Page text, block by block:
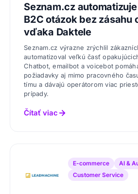
Seznam.cz
B2C otázok bez zásahu
vďaka Daktele
Seznam.cz výrazne zrýchlil
automatizoval veľkú časť
Chatbot, emailbot a voicebot
požiadavky aj mimo pracovného
tímu a dávajú operátorom viac
prípady.
Čítať viac
E-commerce
AI &
Customer Service